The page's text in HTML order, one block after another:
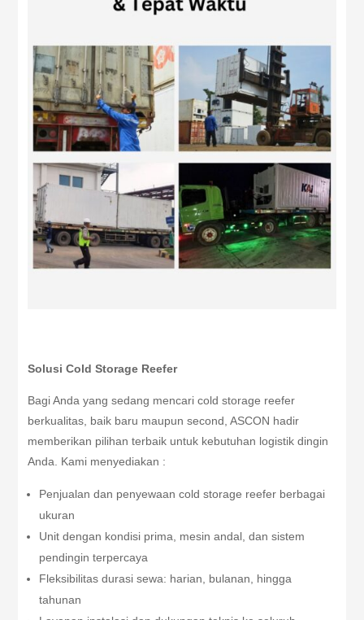
Solusi Cold Storage Reefer
Bagi Anda yang sedang mencari cold storage reefer
berkualitas, baik baru maupun second, ASCON hadir
memberikan pilihan terbaik untuk kebutuhan logistik dingin
Anda. Kami menyediakan :
Penjualan dan penyewaan cold storage reefer berbagai
ukuran
Unit dengan kondisi prima, mesin andal, dan sistem
pendingin terpercaya
Fleksibilitas durasi sewa: harian, bulanan, hingga
tahunan